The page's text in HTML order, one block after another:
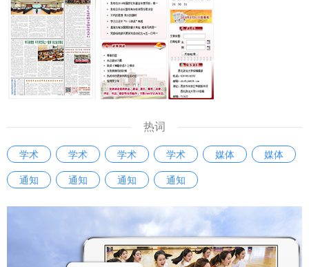
以赛提能，锻造素质过硬干部队伍 本次比赛是加强学校干部
队伍建设的有力举措，也是推动广大干部大学习、大练兵、大
比武的重要手段，为全体科级干部搭建了学习、交流和展示的
舞台，全面检验了科级干部的理论素养、专业能力与综合素
质，有效激发了广大干部干事创业、争先创优的工作热情。
一次难得的能力锻炼与自我审视契机。让我清晰看到了自己的
知识盲区和能力短板。我将以此次比赛为新起点，立足工作实
际查漏补缺，加强学习、努力工作，以更好的精神状态和能力
水平履职尽责。” “我深深感受到，这不仅仅是一场比赛，更是
更加明确了作为一名科级干部所肩负的责任与使命，激励我未
来要立足本职岗位，不断提升服务师生、推动发展的能力与水
平。”参赛选手刘俊洁说。 本次比赛通过“以赛促学、以赛促
热词
学术 学术 学术 学术 媒体
媒体
通知
通知 通知 通知